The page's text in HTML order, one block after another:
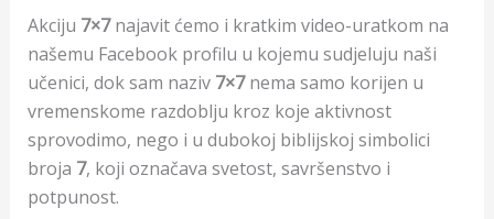
Akciju 7×7najavit ćemo i kratkim video-uratkom na
našemu Facebook profilu u kojemu sudjeluju naši
učenici, dok sam naziv 7×7nema samo korijen u
vremenskome razdoblju kroz koje aktivnost
sprovodimo, nego i u dubokoj biblijskoj simbolici
broja 7, koji označava svetost, savršenstvo i
potpunost.